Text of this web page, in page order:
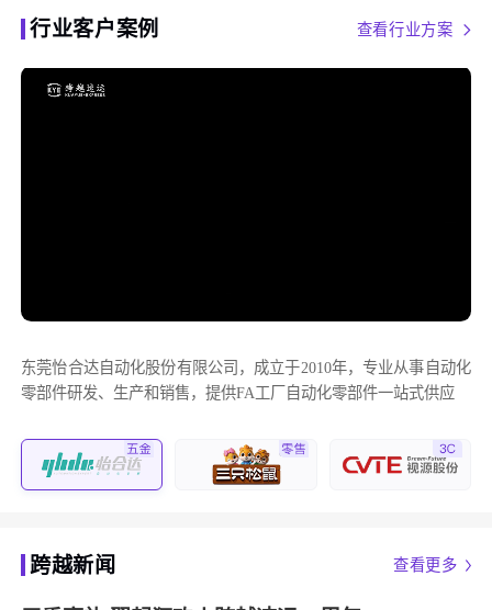
行业客户案例 查看行业方案
东莞怡合达自动化股份有限公司，成立于2010年，专业从事自动化
零部件研发、生产和销售，提供FA工厂自动化零部件一站式供应
跨越新闻 查看更多